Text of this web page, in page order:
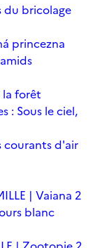
du bricolage
princezna
la forêt
: Sous le ciel,
courants d'air
| Vaiana 2
blanc